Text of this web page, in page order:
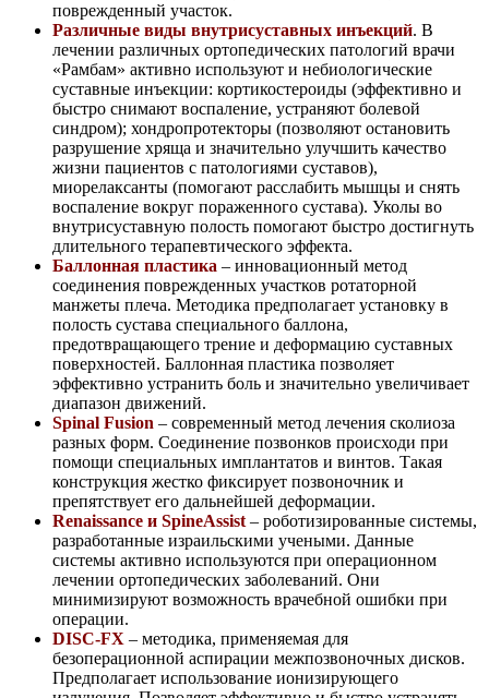
поврежденный участок.
Различные виды внутрисуставных инъекций. В
лечении различных ортопедических патологий врачи
«Рамбам» активно используют и небиологические
суставные инъекции: кортикостероиды (эффективно и
быстро снимают воспаление, устраняют болевой
синдром); хондропротекторы (позволяют остановить
разрушение хряща и значительно улучшить качество
жизни пациентов с патологиями суставов),
миорелаксанты (помогают расслабить мышцы и снять
воспаление вокруг пораженного сустава). Уколы во
внутрисуставную полость помогают быстро достигнуть
длительного терапевтического эффекта.
Баллонная пластика – инновационный метод
соединения поврежденных участков ротаторной
манжеты плеча. Методика предполагает установку в
полость сустава специального баллона,
предотвращающего трение и деформацию суставных
поверхностей. Баллонная пластика позволяет
эффективно устранить боль и значительно увеличивает
диапазон движений.
Spinal Fusion – современный метод лечения сколиоза
разных форм. Соединение позвонков происходи при
помощи специальных имплантатов и винтов. Такая
конструкция жестко фиксирует позвоночник и
препятствует его дальнейшей деформации.
Renaissance и SpineAssist– роботизированные системы,
разработанные израильскими учеными. Данные
системы активно используются при операционном
лечении ортопедических заболеваний. Они
минимизируют возможность врачебной ошибки при
операции.
DISC-FX – методика, применяемая для
безоперационной аспирации межпозвоночных дисков.
Предполагает использование ионизирующего